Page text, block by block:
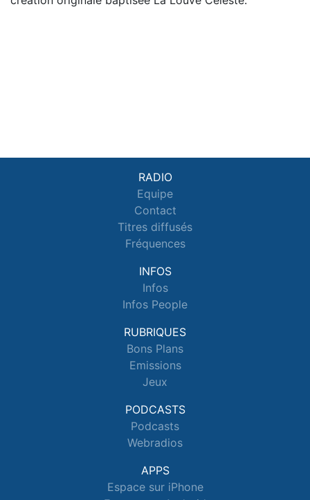
RADIO
Equipe
Contact
Titres diffusés
Fréquences
INFOS
Infos
Infos People
RUBRIQUES
Bons Plans
Emissions
Jeux
PODCASTS
Podcasts
Webradios
APPS
Espace sur iPhone